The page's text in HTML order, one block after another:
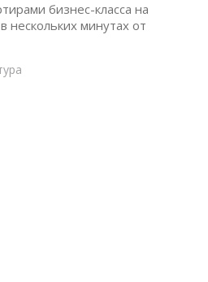
бизнес-класса на
нескольких минутах от